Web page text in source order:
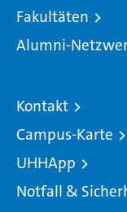
Fakultäten
Alumni-
Kontakt
Campus-Karte
UHHApp
Notfall &